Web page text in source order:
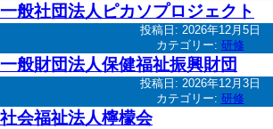
一般社団法人ピカソプロジェクト
投稿日: 2026年12月5日
カテゴリー: 研修
一般財団法人保健福祉振興財団
投稿日: 2026年12月3日
カテゴリー: 研修
社会福祉法人檸檬会